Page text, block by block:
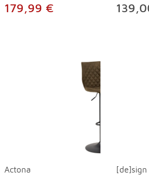
179,99 €
Actona
[de]sign